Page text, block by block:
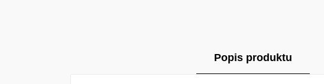
Popis produktu